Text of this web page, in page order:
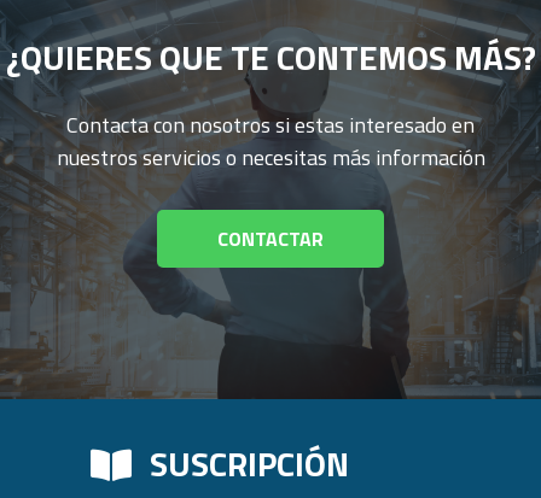
¿QUIERES QUE TE CONTEMOS MÁS?
Contacta con nosotros si estas interesado en
nuestros servicios o necesitas más información
CONTACTAR
SUSCRIPCIÓN